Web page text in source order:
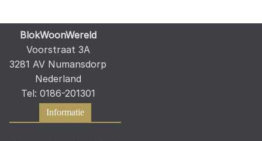
BlokWoonWereld
Voorstraat 3A
3281 AV Numansdorp
Nederland
Tel: 0186-201301
Informatie